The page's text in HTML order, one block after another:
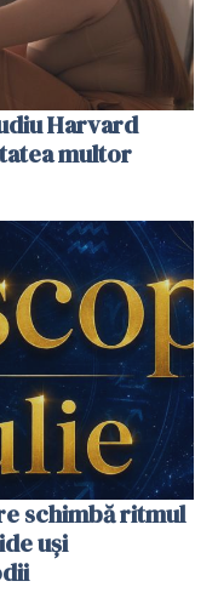
Harvard
multor
schimbă ritmul
uși